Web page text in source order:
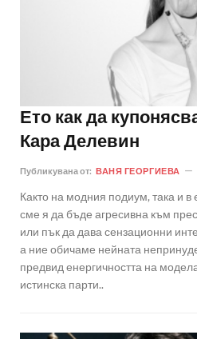
Ето как да
Кара Делевин
Публикувана от: ВАНЯ ГЕОРГИЕВА
Както на модния подиум, така и
сме я да бъде агресивна към
или пък да дава сензационни
а ние обичаме нейната
предвид енергичността на
истинска парти..